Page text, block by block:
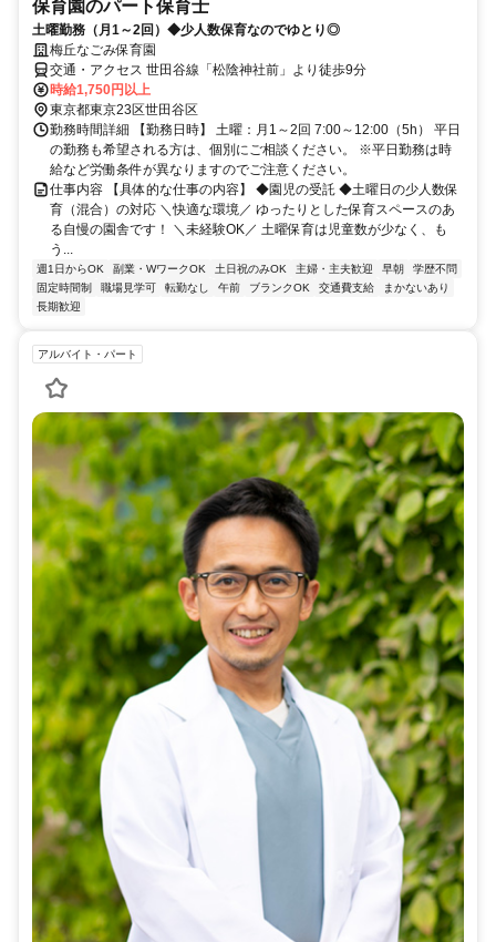
保育園のパート保育士
土曜勤務（月1～2回）◆少人数保育なのでゆとり◎
梅丘なごみ保育園
交通・アクセス 世田谷線「松陰神社前」より徒歩9分
時給1,750円以上
東京都東京23区世田谷区
勤務時間詳細 【勤務日時】 土曜：月1～2回 7:00～12:00（5h） 平日
の勤務も希望される方は、個別にご相談ください。 ※平日勤務は時
給など労働条件が異なりますのでご注意ください。
仕事内容 【具体的な仕事の内容】 ◆園児の受託 ◆土曜日の少人数保
育（混合）の対応 ＼快適な環境／ ゆったりとした保育スペースのあ
る自慢の園舎です！ ＼未経験OK／ 土曜保育は児童数が少なく、も
う...
週1日からOK 副業・WワークOK 土日祝のみOK 主婦・主夫歓迎 早朝
学歴不問
固定時間制
職場見学可 転勤なし 午前 ブランクOK 交通費支給
まかないあり
長期歓迎
アルバイト・パート